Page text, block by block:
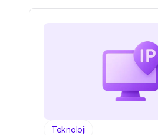
Teknoloji